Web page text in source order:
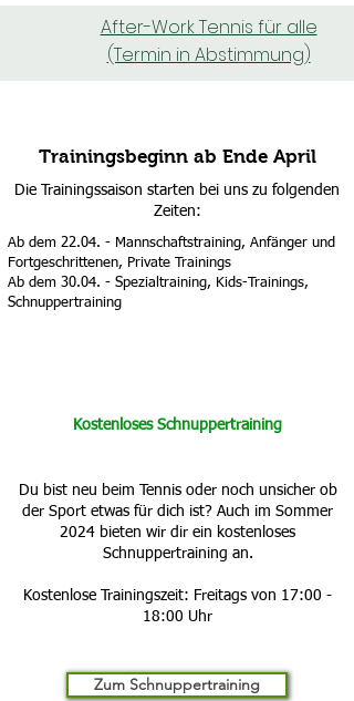
After-Work Tennis für alle
(Termin in Abstimmung)
Trainingsbeginn ab Ende April
Die Trainingssaison starten bei uns zu folgenden
Zeiten:
Ab dem 22.04. - Mannschaftstraining, Anfänger und
Fortgeschrittenen, Private Trainings
Ab dem 30.04. - Spezialtraining, Kids-Trainings,
Schnuppertraining
Kostenloses Schnuppertraining
Du bist neu beim Tennis oder noch unsicher ob
der Sport etwas für dich ist? Auch im Sommer
2024 bieten wir dir ein kostenloses
Schnuppertraining an.
Kostenlose Trainingszeit: Freitags von 17:00 -
18:00 Uhr
Zum Schnuppertraining